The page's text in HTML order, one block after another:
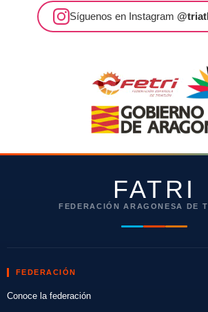
Síguenos en Instagram
FATRI
FEDERACIÓN ARAGONESA DE
FEDERACIÓN
Conoce la federación